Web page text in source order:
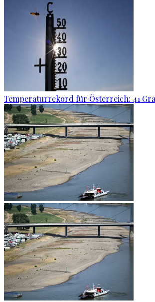
Temperaturrekord für Österreich: 41